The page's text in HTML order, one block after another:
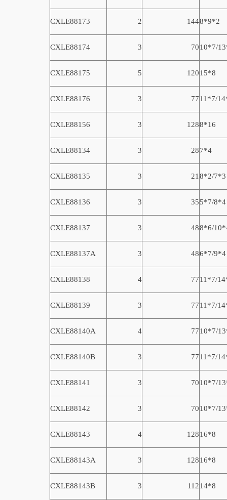
CXLE88173 2 1448*9*2
CXLE88174 3 7010*7/
CXLE88175 5 12015*8
CXLE88176 3 7711*7/
CXLE88156 3 1288*16
CXLE88134 3 287*4
CXLE88135 3 21 8*2/7*3
CXLE88136 3 355*7/8*4
CXLE88137 3 488*6/
CXLE88137A 3 486*7/9*4
CXLE88138 4 7711*7/
CXLE88139 3 7711*7/
CXLE88140A 4 7710*7/
CXLE88140B 3 7711*7/
CXLE88141 3 7010*7/
CXLE88142 3 7010*7/
CXLE88143 4 12816*8
CXLE88143A 3 12816*8
CXLE88143B 3 11214*8